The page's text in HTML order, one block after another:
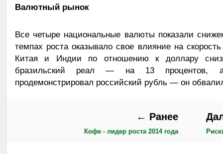
Валютный рынок
Все четыре национальные валюты показали
темпах роста оказывало свое влияние на
Китая и Индии по отношению к доллару
бразильский реал — на 13 процентов, а
продемонстрировал российский рубль — он
← Ранее
Кофе - лидер роста 2014 года